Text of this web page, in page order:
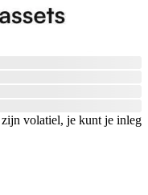
volatiel, je kunt je inleg